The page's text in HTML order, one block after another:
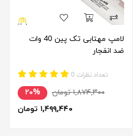
لامپ مهتابی تک پین 40 وات
ضد انفجار
تعداد نظرات 0
۱,۸۷۴,۳۰۰ تومان
۲۰%
۱,۴۹۹,۴۴۰ تومان